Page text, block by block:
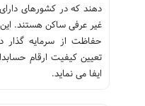
دهند که در کشورهای
غیر عرفی ساکن هستند.
حفاظت از سرمایه
تعیین کیفیت ارقام
ایفا می نماید.